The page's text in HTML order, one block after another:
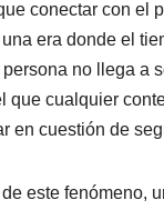
conectar con el
era donde el
no llega a
que cualquier
en cuestión de
este fenómeno,